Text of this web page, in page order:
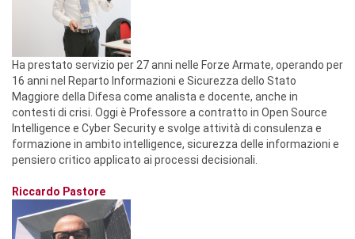
Ha prestato servizio per 27 anni nelle Forze Armate, operando per
16 anni nel Reparto Informazioni e Sicurezza dello Stato
Maggiore della Difesa come analista e docente, anche in
contesti di crisi. Oggi è Professore a contratto in Open Source
Intelligence e Cyber Security e svolge attività di consulenza e
formazione in ambito intelligence, sicurezza delle informazioni e
pensiero critico applicato ai processi decisionali.
Riccardo Pastore